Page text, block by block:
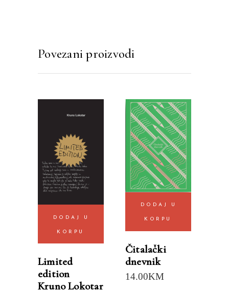
Povezani proizvodi
DODAJ U
KORPU
Limited
edition
Kruno Lokotar
DODAJ U
KORPU
Čitalački
dnevnik
14.00KM